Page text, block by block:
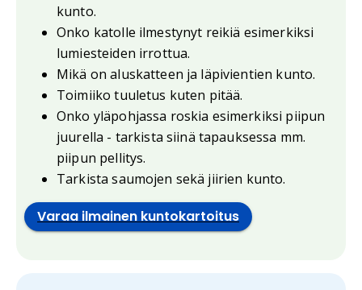
kunto.
Onko katolle ilmestynyt reikiä esimerkiksi
lumiesteiden irrottua.
Mikä on aluskatteen ja läpivientien kunto.
Toimiiko tuuletus kuten pitää.
Onko yläpohjassa roskia esimerkiksi piipun
juurella - tarkista siinä tapauksessa mm.
piipun pellitys.
Tarkista saumojen sekä jiirien kunto.
Varaa ilmainen kuntokartoitus